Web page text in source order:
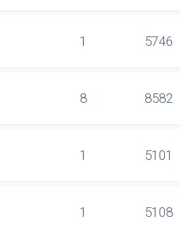
1 5746
8 8582
1 5101
1 5108